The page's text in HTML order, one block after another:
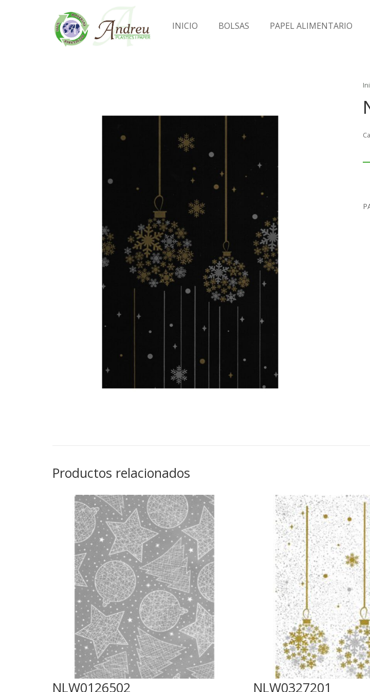
INICIO BOLSAS PAPEL ALIMENTARIO
Productos relacionados
NLW0126502 NLW0327201